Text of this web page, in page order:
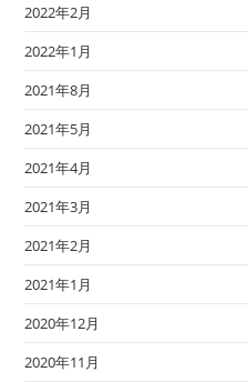
2022年2月
2022年1月
2021年8月
2021年5月
2021年4月
2021年3月
2021年2月
2021年1月
2020年12月
2020年11月